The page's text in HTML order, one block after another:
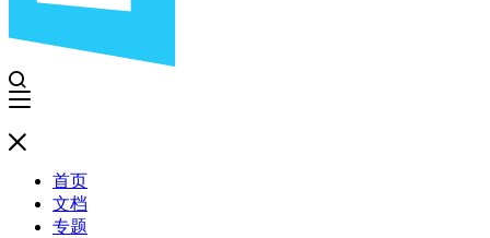
首页
文档
专题